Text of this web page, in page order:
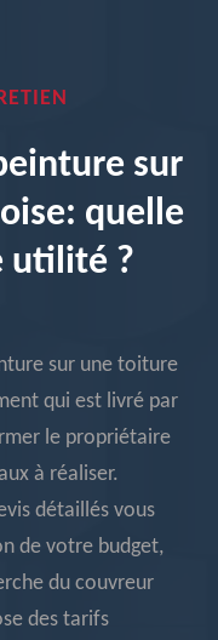
sur
quelle
utilité ?
sur une toiture
qui est livré par
le propriétaire
à réaliser.
détaillés vous
de votre budget,
du couvreur
des tarifs